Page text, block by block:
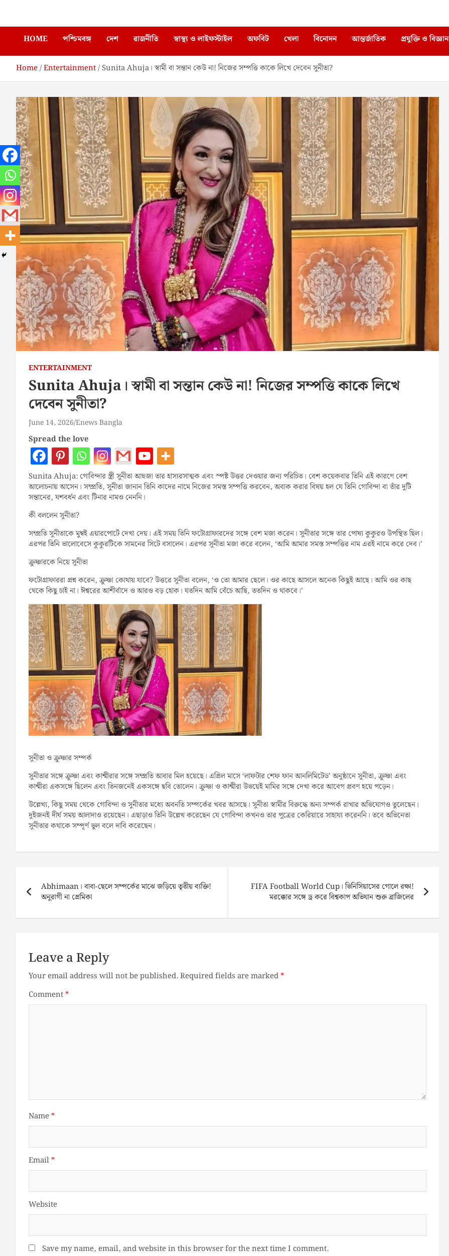
content
Enews Bangla
HOME পশ্চিমবঙ্গ দেশ রাজনীতি স্বাস্থ্য ও লাইফস্টাইল অফবিট খেলা বিনোদন আন্তর্জাতিক প্রযুক্তি ও বিজ্ঞান
Home Entertainment Sunita Ahuja। স্বামী বা সন্তান কেউ না! নিজের সম্পত্তি কাকে লিখে দেবেন সুনীতা?
ENTERTAINMENT
Sunita Ahuja। স্বামী বা সন্তান কেউ না! নিজের সম্পত্তি কাকে লিখে
দেবেন সুনীতা?
June 14, 2026 Enews Bangla
Spread the love
Sunita Ahuja: গোবিন্দার স্ত্রী সুনীতা আহুজা তার হাস্যরসাত্মক এবং স্পষ্ট উত্তর দেওয়ার জন্য পরিচিত। বেশ কয়েকবার তিনি এই কারণে বেশ
আলোচনায় আসেন। সম্প্রতি, সুনীতা জানান তিনি কাদের নামে নিজের সমস্ত সম্পত্তি করবেন, অবাক করার বিষয় হল যে তিনি গোবিন্দা বা তাঁর দুটি
সন্তানের, যশবর্ধন এবং টিনার নামও নেননি।
কী বললেন সুনীতা?
সম্প্রতি সুনীতাকে মুম্বই এয়ারপোর্টে দেখা দেয়। এই সময় তিনি ফটোগ্রাফারদের সঙ্গে বেশ মজা করেন। সুনীতার সঙ্গে তার পোষ্য কুকুরও উপস্থিত ছিল।
এরপর তিনি ভালোবেসে কুকুরটিকে সামনের সিটে বসালেন। এরপর সুনীতা মজা করে বলেন, ‘আমি আমার সমস্ত সম্পত্তির নাম এরই নামে করে দেব।’
ক্রুষ্ণারকে নিয়ে সুনীতা
ফটোগ্রাফাররা প্রশ্ন করেন, ক্রুষ্ণা কোথায় যাবে? উত্তরে সুনীতা বলেন, ‘ও তো আমার ছেলে। ওর কাছে আসলে অনেক কিছুই আছে। আমি ওর কাছ
থেকে কিছু চাই না। ঈশ্বরের আশীর্বাদে ও আরও বড় হোক। যতদিন আমি বেঁচে আছি, ততদিন ও থাকবে।’
সুনীতা ও ক্রুষ্ণার সম্পর্ক
সুনীতার সঙ্গে ক্রুষ্ণা এবং কাশ্মীরার সঙ্গে সম্প্রতি আবার মিল হয়েছে। এপ্রিল মাসে ‘লাফটার শেফ ফান আনলিমিটেড’ অনুষ্ঠানে সুনীতা, ক্রুষ্ণা এবং
কাশ্মীরা একসঙ্গে ছিলেন এবং তিনজনেই একসঙ্গে ছবি তোলেন। ক্রুষ্ণা ও কাশ্মীরা উভয়েই মামির সঙ্গে দেখা করে আবেগ প্রবণ হয়ে পড়েন।
উল্লেখ্য, কিছু সময় থেকে গোবিন্দা ও সুনীতার মধ্যে অবনতি সম্পর্কের খবর আসছে। সুনীতা স্বামীর বিরুদ্ধে অন্য সম্পর্ক রাখার অভিযোগও তুলেছেন।
দুইজনই দীর্ঘ সময় আলাদাও রয়েছেন। এছাড়াও তিনি উল্লেখ করেছেন যে গোবিন্দা কখনও তার পুত্রের কেরিয়ারে সাহায্য করেননি। তবে অভিনেতা
সুনীতার কথাকে সম্পূর্ণ ভুল বলে দাবি করেছেন।
navigation
Abhimaan। বাবা-ছেলে সম্পর্কের মাঝে জড়িয়ে তৃতীয় ব্যক্তি!
অনুরাগী না প্রেমিকা
FIFA Football World Cup। ভিনিসিয়াসের গোলে রক্ষা!
মরক্কোর সঙ্গে ড্র করে বিশ্বকাপ অভিযান শুরু ব্রাজিলের
Leave a Reply
Your email address will not be published.Required fields are marked*
Comment*
Name*
Email*
Website
Save my name, email, and website in this browser for the next time I comment.